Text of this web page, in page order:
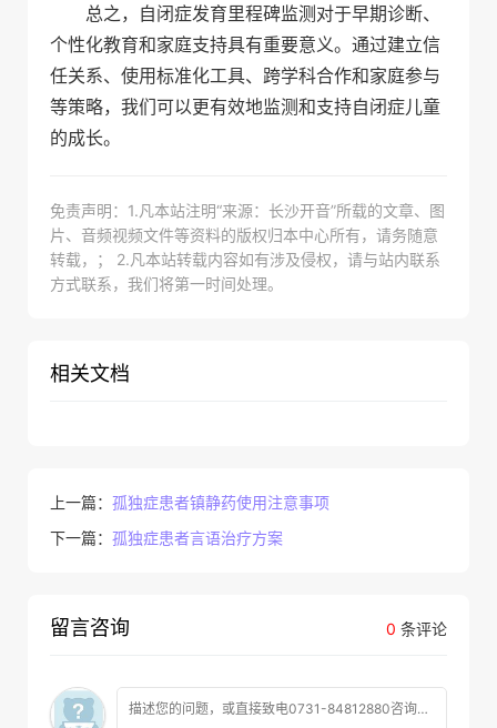
总之，自闭症发育里程碑监测对于早期诊断、
个性化教育和家庭支持具有重要意义。通过建立信
任关系、使用标准化工具、跨学科合作和家庭参与
等策略，我们可以更有效地监测和支持自闭症儿童
的成长。
免责声明：1.凡本站注明“来源：长沙开音”所载的文章、图
片、音频视频文件等资料的版权归本中心所有，请务随意
转载，； 2.凡本站转载内容如有涉及侵权，请与站内联系
方式联系，我们将第一时间处理。
相关文档
上一篇： 孤独症患者镇静药使用注意事项
下一篇： 孤独症患者言语治疗方案
0 条评论
留言咨询